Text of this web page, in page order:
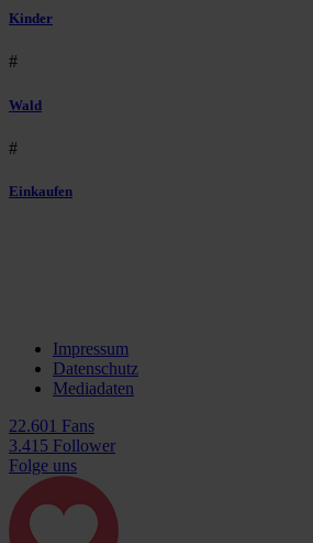
Kinder
#
Wald
#
Einkaufen
Impressum
Datenschutz
Mediadaten
22.601 Fans
3.415 Follower
Folge uns